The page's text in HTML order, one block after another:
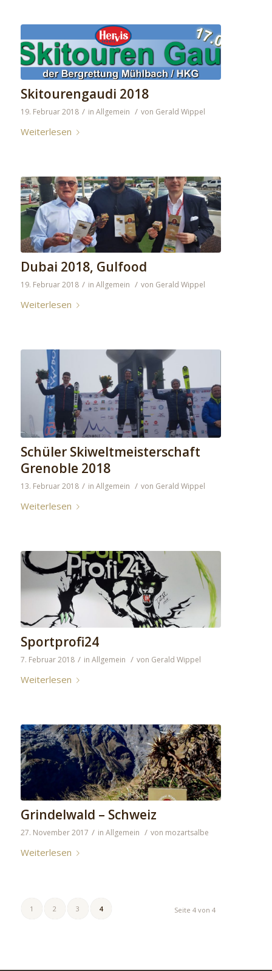
Skitourengaudi 2018
19. Februar 2018 / in Allgemein / von Gerald Wippel
Weiterlesen
Dubai 2018, Gulfood
19. Februar 2018 / in Allgemein / von Gerald Wippel
Weiterlesen
Schüler Skiweltmeisterschaft
Grenoble 2018
13. Februar 2018 / in Allgemein / von Gerald Wippel
Weiterlesen
Sportprofi24
7. Februar 2018 / in Allgemein / von Gerald Wippel
Weiterlesen
Grindelwald – Schweiz
27. November 2017 / in Allgemein / von mozartsalbe
Weiterlesen
Seite 4 von 4
1 2 3 4